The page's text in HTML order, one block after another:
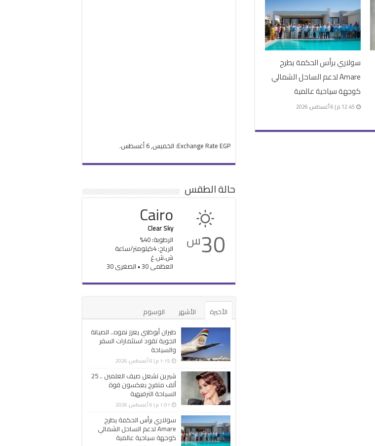
سولاري برأس الحكمة يطرح
Amare لدعم الساحل الشمالي
كوجهة سياحية عالمية
12:45 م | 6 أغسطس، 2026
Exchange Rate EGP : الخميس, 6 أغسطس.
حالة الطقس
30س
Cairo
Clear Sky
الرطوبة: 40%
الرياح: 4كيلومتر/ساعة
ش.ش.غ
العظمى 30 • الصغرى 30
الأخيرة الأشهر
الوسوم
طيران أبوظبي يعزز نموه.. الصيانة
الجوية تقود استثمارات السفر
والسياحة
1:15 م | 6 أغسطس، 2026
شيرين تشعل صيف العلمين .. 25
ألف متفرج يعكسون قوة
السياحة الترفيهية
1:01 م | 6 أغسطس، 2026
سولاري برأس الحكمة يطرح
Amare لدعم الساحل الشمالي
كوجهة سياحية عالمية